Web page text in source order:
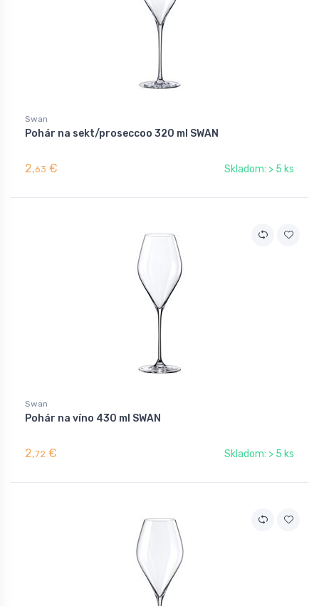
Swan
Pohár na sekt/proseccoo 320 ml SWAN
2,63 € Skladom: > 5 ks
Swan
Pohár na víno 430 ml SWAN
2,72 € Skladom: > 5 ks